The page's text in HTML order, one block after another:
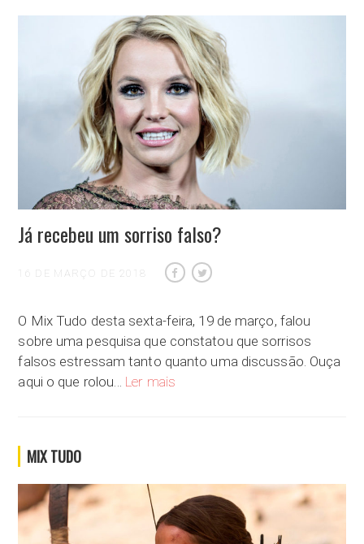
Já recebeu um sorriso falso?
16 DE MARÇO DE 2018
O Mix Tudo desta sexta-feira, 19 de março, falou
sobre uma pesquisa que constatou que sorrisos
falsos estressam tanto quanto uma discussão. Ouça
aqui o que rolou… Ler mais
MIX TUDO